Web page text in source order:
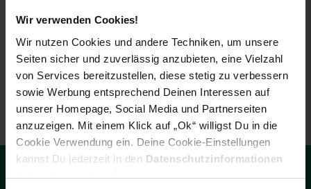
Wir verwenden Cookies!
Wir nutzen Cookies und andere Techniken, um unsere
Seiten sicher und zuverlässig anzubieten, eine Vielzahl
von Services bereitzustellen, diese stetig zu verbessern
sowie Werbung entsprechend Deinen Interessen auf
unserer Homepage, Social Media und Partnerseiten
anzuzeigen. Mit einem Klick auf „Ok“ willigst Du in die
Cookie Verwendung ein. Deine Cookie-Einstellungen
kannst Du jederzeit in den Datenschutzinformationen
ändern bzw. widerrufen.
UVP229,00UVP : 229,00€
129,99*Aktueller Preis: 129,
UVP 271,95UVP : 271,
Fußzeile
Newsletter Anmeldung 15€
Gutschein